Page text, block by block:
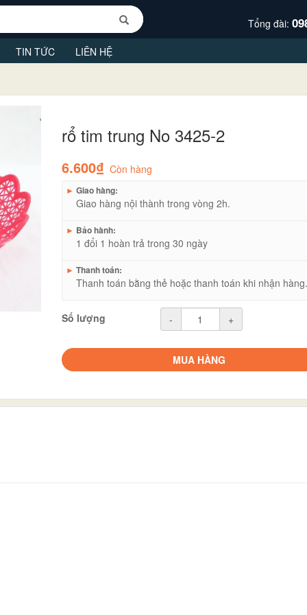
Tổng đài:
TIN TỨC LIÊN HỆ
rổ tim trung No 3425-2
6.600₫ Còn hàng
► Giao hàng:
Giao hàng nội thành trong vòng 2h.
► Bảo hành:
1 đổi 1 hoàn trả trong 30 ngày
► Thanh toán:
Thanh toán bằng thẻ hoặc thanh toán khi nhận hàng.
Số lượng - +
MUA HÀNG